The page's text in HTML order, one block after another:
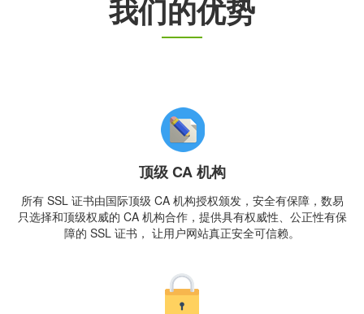
我们的优势
顶级 CA 机构
所有 SSL 证书由国际顶级 CA 机构授权颁发，安全有保障，数易
只选择和顶级权威的 CA 机构合作，提供具有权威性、公正性有保
障的 SSL 证书， 让用户网站真正安全可信赖。